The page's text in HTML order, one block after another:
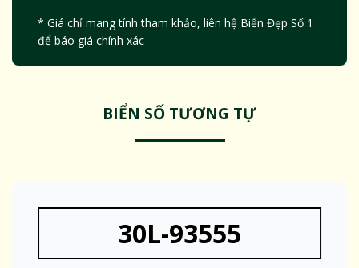
* Giá chỉ mang tính tham khảo, liên hệ Biển Đẹp Số 1
để báo giá chính xác
BIỂN SỐ TƯƠNG TỰ
30L-93555